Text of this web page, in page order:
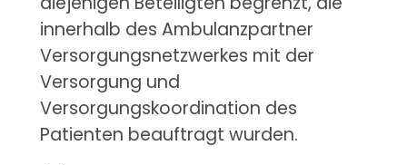
innerhalb des Ambulanzpartner
Versorgungsnetzwerkes mit der
Versorgung und
Versorgungskoordination des
Patienten beauftragt wurden.